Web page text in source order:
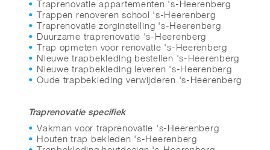
Traprenovatie appartementen 's-Heerenberg
Trappen renoveren school 's-Heerenberg
Traprenovatie zorginstelling 's-Heerenberg
Duurzame traprenovatie 's-Heerenberg
Trap opmeten voor renovatie 's-Heerenberg
Nieuwe trapbekleding bestellen 's-Heerenberg
Nieuwe trapbekleding leveren 's-Heerenberg
Oude trapbekleding verwijderen 's-Heerenberg
Traprenovatie specifiek
Vakman voor traprenovatie 's-Heerenberg
Houten trap bekleden 's-Heerenberg